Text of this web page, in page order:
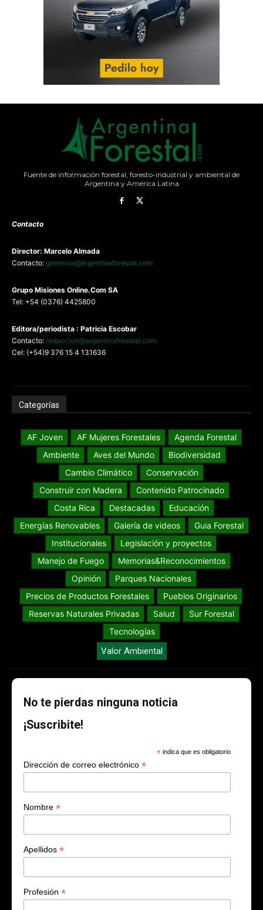
Fuente de información forestal, foresto-industrial y ambiental de
Argentina y América Latina
Contacto
Director: Marcelo Almada
Contacto: gerencia@argentinaforestal.com
Grupo Misiones Online.Com SA
Tel: +54 (0376) 4425800
Editora/periodista : Patricia Escobar
Contacto: redaccion@argentinaforestal.com
Cel: (+54)9 376 15 4 131636
Categorías
AF Joven AF Mujeres Forestales
Agenda Forestal
Ambiente
Aves del Mundo
Biodiversidad
Cambio Climático
Conservación
Construir con Madera
Contenido Patrocinado
Costa Rica
Destacadas
Educación
Energías Renovables
Galería de videos
Guia Forestal
Institucionales
Legislación y proyectos
Manejo de Fuego
Memorias&Reconocimientos
Opinión
Parques Nacionales
Precios de Productos Forestales
Pueblos Originarios
Reservas Naturales Privadas
Salud
Sur Forestal
Tecnologías
Valor Ambiental
No te pierdas ninguna noticia
¡Suscribite!
* indica que es obligatorio
Dirección de correo electrónico *
Nombre *
Apellidos *
Profesión *